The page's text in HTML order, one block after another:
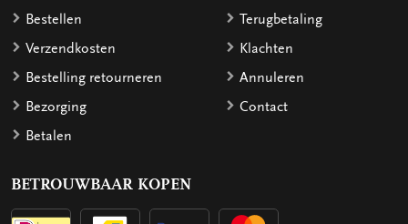
Bestellen
Verzendkosten
Bestelling retourneren
Bezorging
Betalen
Terugbetaling
Klachten
Annuleren
Contact
BETROUWBAAR KOPEN